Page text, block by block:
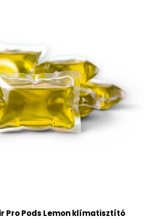
Pro Pods Lemon klímatisztító